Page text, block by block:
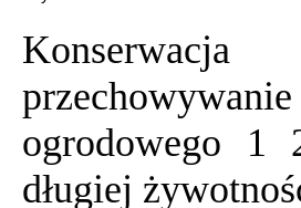
ogrodowego 1
długiej